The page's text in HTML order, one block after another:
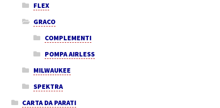
FLEX
GRACO
COMPLEMENTI
POMPA AIRLESS
MILWAUKEE
SPEKTRA
CARTA DA PARATI